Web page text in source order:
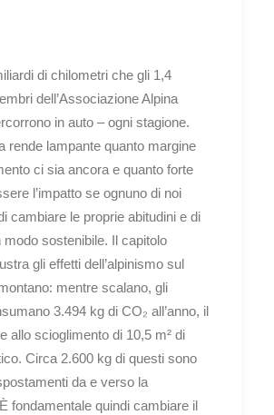
di chilometri che gli 1,4
dell’Associazione Alpina
in auto – ogni stagione.
rende lampante quanto margine
ci sia ancora e quanto forte
l’impatto se ognuno di noi
cambiare le proprie abitudini e di
sostenibile. Il capitolo
gli effetti dell’alpinismo sul
mentre scalano, gli
3.494 kg di CO₂ all’anno, il
allo scioglimento di 10,5 m² di
Circa 2.600 kg di questi sono
da e verso la
fondamentale quindi cambiare il